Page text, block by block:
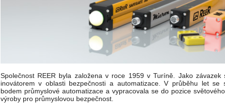
Společnost REER byla založena v roce 1959 v Turíně. Jako závazek
inovátorem v oblasti bezpečnosti a automatizace. V průběhu let se
bodem průmyslové automatizace a vypracovala se do pozice
výroby pro průmyslovou bezpečnost.